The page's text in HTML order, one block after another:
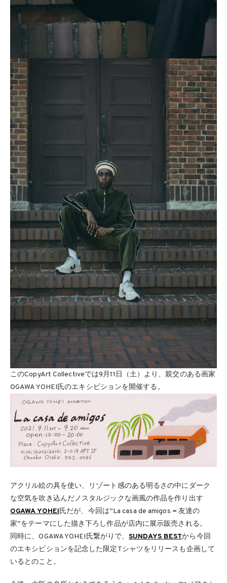
このCopyArt Collectiveでは9月11日（土）より、親交のある画家
OGAWA YOHEI氏のエキシビションを開催する。
アクリル絵の具を使い、リゾート感のある明るさの中にダーク
な空気を吹き込んだノスタルジックな画風の作品を作り出す
OGAWA YOHEI氏だが、今回は”La casa de amigos = 友達の
家”をテーマにした描き下ろし作品が店内に展示販売される。
同時に、OGAWA YOHEI氏繋がりで、SUNDAYS BESTから今回
のエキシビションを記念した限定Tシャツをリリースも企画して
いるとのこと。